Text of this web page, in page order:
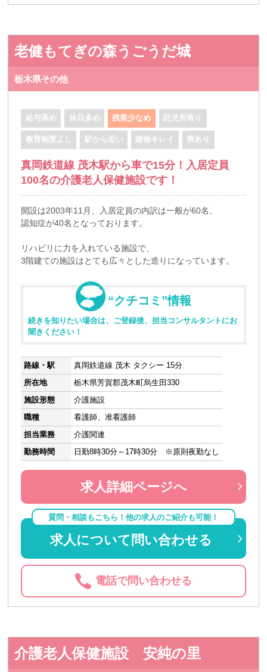
老健もてぎの森うごうだ城
栃木県その他
給与高め 休日多め 残業少なめ 託児所有り
教育制度よし 駅から近い 建物キレイ 寮あり
真岡鉄道線 茂木駅から車で15分！入居定員
100名の介護老人保健施設です！
開設は2003年11月、入居定員の内訳は一般が60名、
認知症が40名となっております。
リハビリに力を入れている施設で、
3階建ての施設はとても広々とした造りになっています。
“クチコミ”情報
続きを知りたい場合は、ご登録後、担当コンサルタントにお
聞きください！
路線・駅
真岡鉄道線 茂木 タクシー 15分
所在地
栃木県芳賀郡茂木町烏生田330
施設形態
介護施設
職種
看護師、准看護師
担当業務
介護関連
勤務時間
日勤8時30分～17時30分 ※原則夜勤なし
求人詳細ページへ
質問・相談もこちら！他の求人のご紹介も可能！
求人について問い合わせる
電話で問い合わせる
介護老人保健施設 安純の里